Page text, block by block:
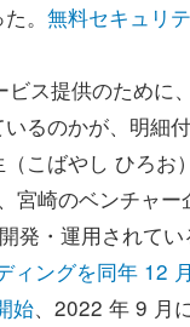
。 無料セキュリ
ス提供のために
るのかが、明細
こばやし ひろお
崎のベンチャ
発・運用されて
ィングを同年 12
始、2022 年 9 月